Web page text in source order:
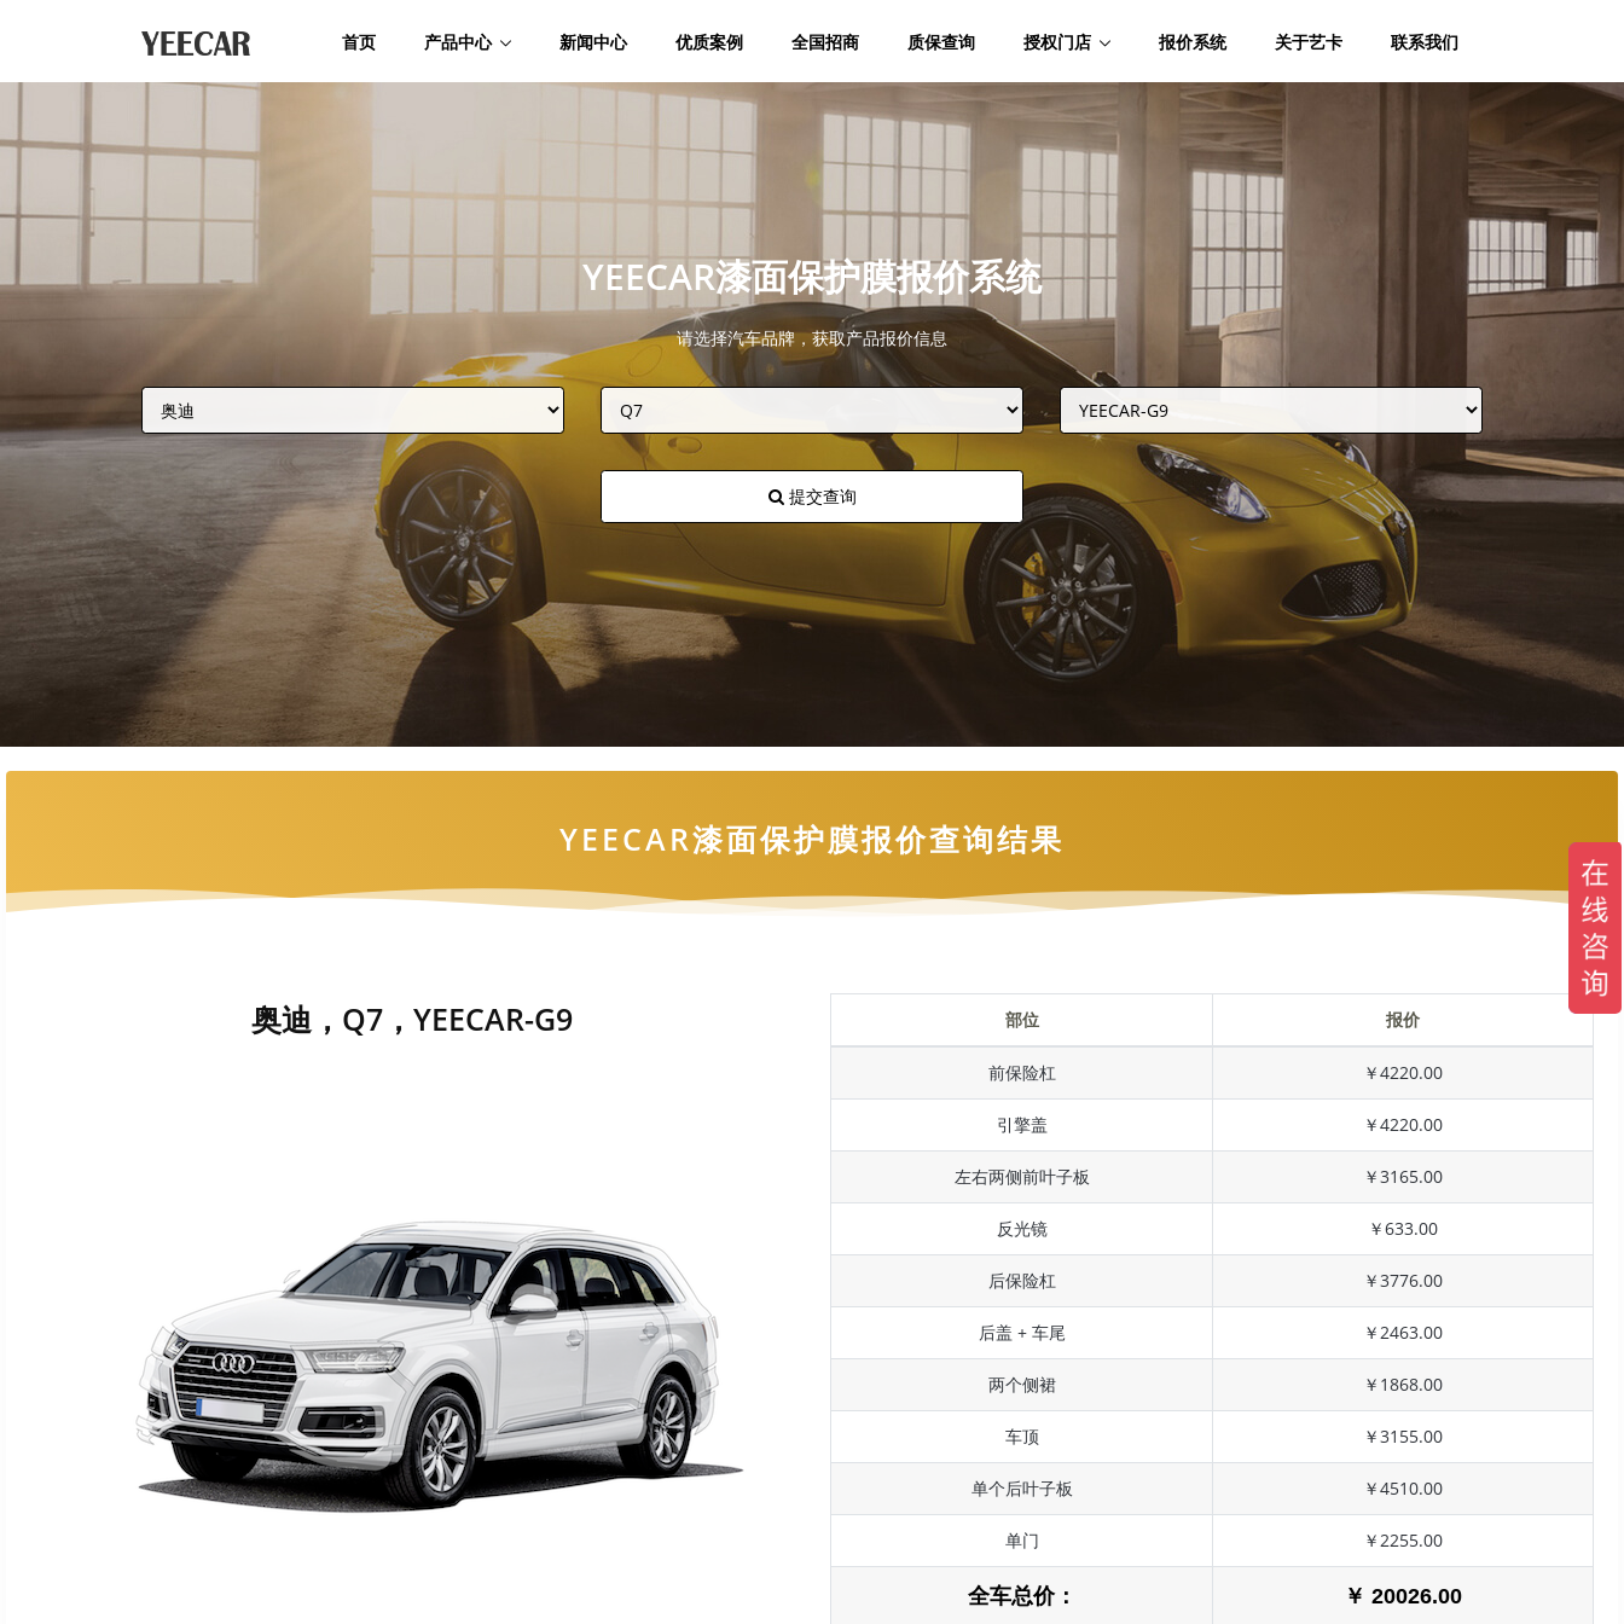
首页 产品中心 新闻中心 优质案例 全国招商 质保查询 授权门店 报价系统 关于艺卡 联系我们
YEECAR漆面保护膜报价系统
请选择汽车品牌，获取产品报价信息
提交查询
YEECAR漆面保护膜报价查询结果
奥迪，Q7，YEECAR-G9 部位 报价
前保险杠 ￥4220.00
引擎盖 ￥4220.00
左右两侧前叶子板 ￥3165.00
反光镜 ￥633.00
后保险杠 ￥3776.00
后盖 + 车尾 ￥2463.00
两个侧裙 ￥1868.00
车顶 ￥3155.00
单个后叶子板 ￥4510.00
单门 ￥2255.00
全车总价： ￥ 20026.00